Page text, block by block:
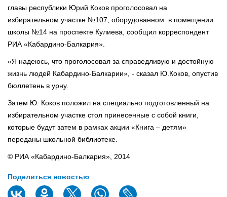
главы республики Юрий Коков проголосовал на
избирательном участке №107, оборудованном в помещении
школы №14 на проспекте Кулиева, сообщил корреспондент
РИА «Кабардино-Балкария».
«Я надеюсь, что проголосовал за справедливую и достойную
жизнь людей Кабардино-Балкарии», - сказал Ю.Коков, опустив
бюллетень в урну.
Затем Ю. Коков положил на специально подготовленный на
избирательном участке стол принесенные с собой книги,
которые будут затем в рамках акции «Книга – детям»
переданы школьной библиотеке.
© РИА «Кабардино-Балкария», 2014
Поделиться новостью